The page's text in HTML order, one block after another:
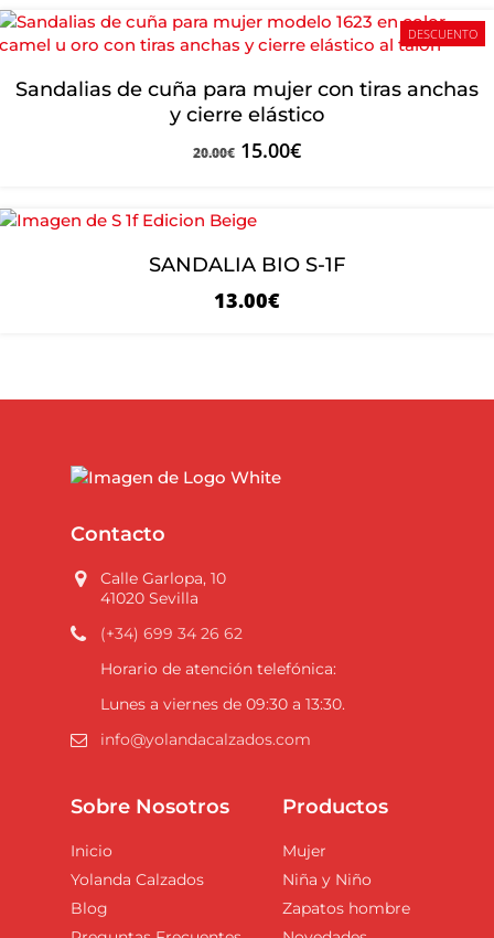
DESCUENTO
Sandalias de cuña para mujer con tiras anchas
y cierre elástico
20.00€ 15.00€
SANDALIA BIO S-1F
13.00€
Contacto
Calle Garlopa, 10
41020 Sevilla
(+34) 699 34 26 62
Horario de atención telefónica:
Lunes a viernes de 09:30 a 13:30.
info@yolandacalzados.com
Sobre Nosotros
Inicio
Yolanda Calzados
Blog
Productos
Mujer
Niña y Niño
Zapatos hombre